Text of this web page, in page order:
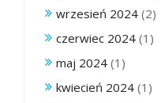
wrzesień 2024 (2)
czerwiec 2024 (1)
maj 2024 (1)
kwiecień 2024 (1)